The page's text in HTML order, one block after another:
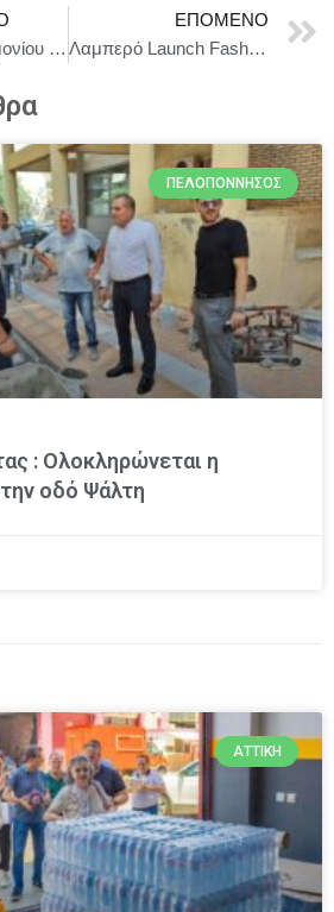
Υπογραφή Μνημονίου Συνεργασίας μεταξύ του Ιδρύματος Μείζονος Ελληνισμού και του Οργανισμού International Creative Academy της Αιγύπτου
ΕΠΌΜΕΝΟ
Λαμπερό Launch Fashion Event για το νέο brand του Γιάννη Σπαλιάρα “BRAHAM” clothing στο “Pasaji Athens Restaurant”!
ΠΕΛΟΠΌΝΝΗΣΟΣ
: Ολοκληρώνεται η
οδό Ψάλτη
ΑΤΤΙΚΉ